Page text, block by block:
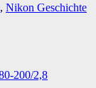
, Nikon Geschichte
200/2,8